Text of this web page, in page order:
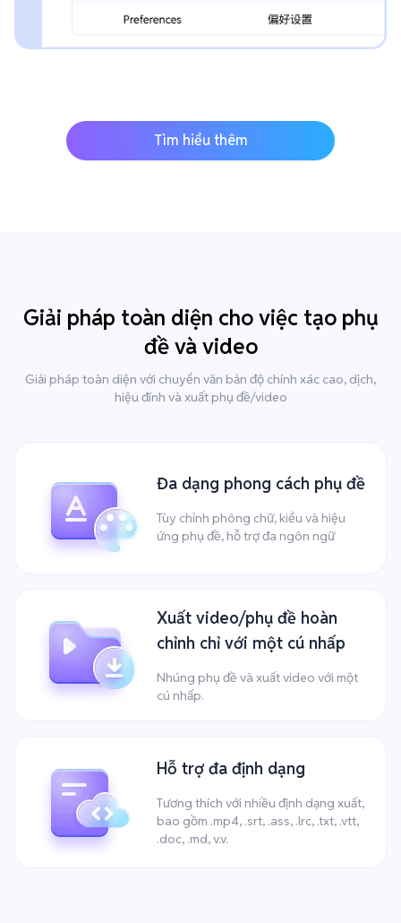
Tìm hiểu thêm
Giải pháp toàn diện cho việc tạo phụ
đề và video
Giải pháp toàn diện với chuyển văn bản độ chính xác cao, dịch,
hiệu đính và xuất phụ đề/video
Đa dạng phong cách phụ đề
Tùy chỉnh phông chữ, kiểu và hiệu
ứng phụ đề, hỗ trợ đa ngôn ngữ
Xuất video/phụ đề hoàn
chỉnh chỉ với một cú nhấp
Nhúng phụ đề và xuất video với một
cú nhấp.
Hỗ trợ đa định dạng
Tương thích với nhiều định dạng xuất,
bao gồm .mp4, .srt, .ass, .lrc, .txt, .vtt,
.doc, .md, v.v.